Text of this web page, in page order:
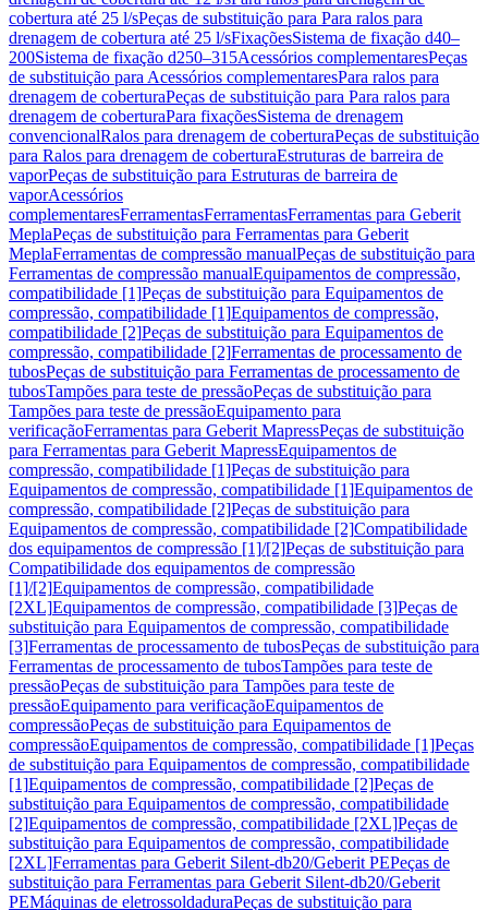
cobertura até 25 l/sPeças de substituição para Para ralos para
drenagem de cobertura até 25 l/sFixaçõesSistema de fixação d40–
200Sistema de fixação d250–315Acessórios complementaresPeças
de substituição para Acessórios complementaresPara ralos para
drenagem de coberturaPeças de substituição para Para ralos para
drenagem de coberturaPara fixaçõesSistema de drenagem
convencionalRalos para drenagem de coberturaPeças de substituição
para Ralos para drenagem de coberturaEstruturas de barreira de
vaporPeças de substituição para Estruturas de barreira de
vaporAcessórios
complementaresFerramentasFerramentasFerramentas para Geberit
MeplaPeças de substituição para Ferramentas para Geberit
MeplaFerramentas de compressão manualPeças de substituição para
Ferramentas de compressão manualEquipamentos de compressão,
compatibilidade [1]Peças de substituição para Equipamentos de
compressão, compatibilidade [1]Equipamentos de compressão,
compatibilidade [2]Peças de substituição para Equipamentos de
compressão, compatibilidade [2]Ferramentas de processamento de
tubosPeças de substituição para Ferramentas de processamento de
tubosTampões para teste de pressãoPeças de substituição para
Tampões para teste de pressãoEquipamento para
verificaçãoFerramentas para Geberit MapressPeças de substituição
para Ferramentas para Geberit MapressEquipamentos de
compressão, compatibilidade [1]Peças de substituição para
Equipamentos de compressão, compatibilidade [1]Equipamentos de
compressão, compatibilidade [2]Peças de substituição para
Equipamentos de compressão, compatibilidade [2]Compatibilidade
dos equipamentos de compressão [1]/[2]Peças de substituição para
Compatibilidade dos equipamentos de compressão
[1]/[2]Equipamentos de compressão, compatibilidade
[2XL]Equipamentos de compressão, compatibilidade [3]Peças de
substituição para Equipamentos de compressão, compatibilidade
[3]Ferramentas de processamento de tubosPeças de substituição para
Ferramentas de processamento de tubosTampões para teste de
pressãoPeças de substituição para Tampões para teste de
pressãoEquipamento para verificaçãoEquipamentos de
compressãoPeças de substituição para Equipamentos de
compressãoEquipamentos de compressão, compatibilidade [1]Peças
de substituição para Equipamentos de compressão, compatibilidade
[1]Equipamentos de compressão, compatibilidade [2]Peças de
substituição para Equipamentos de compressão, compatibilidade
[2]Equipamentos de compressão, compatibilidade [2XL]Peças de
substituição para Equipamentos de compressão, compatibilidade
[2XL]Ferramentas para Geberit Silent-db20/Geberit PEPeças de
substituição para Ferramentas para Geberit Silent-db20/Geberit
PEMáquinas de eletrossoldaduraPeças de substituição para